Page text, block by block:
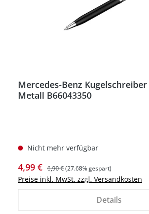
Mercedes-Benz
Metall B66043350
Nicht mehr verfügbar
Verkaufspreis:
4,99 € Regulärer Preis:
6,90 €(27.68% gespart)
Preise inkl. MwSt. zzgl. Versandkosten
Details